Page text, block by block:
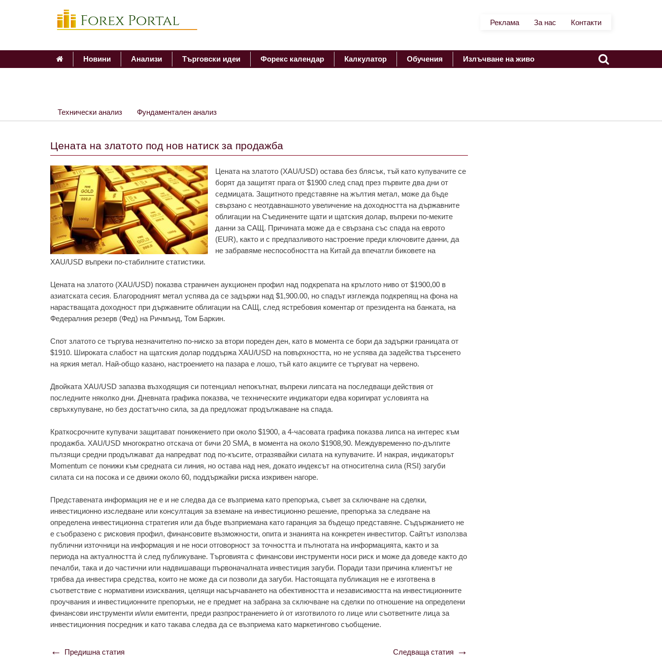
Реклама За нас Контакти
Новини Анализи Търговски идеи Форекс календар Калкулатор Обучения Излъчване на живо
Технически анализ Фундаментален анализ
Цената на златото под нов натиск за продажба
Цената на златото (XAU/USD) остава без блясък, тъй като купувачите се
борят да защитят прага от $1900 след спад през първите два дни от
седмицата. Защитното представяне на жълтия метал, може да бъде
свързано с неотдавнашното увеличение на доходността на държавните
облигации на Съединените щати и щатския долар, въпреки по-меките
данни за САЩ. Причината може да е свързана със спада на еврото
(EUR), както и с предпазливото настроение преди ключовите данни, да
не забравяме неспособността на Китай да впечатли биковете на
XAU/USD въпреки по-стабилните статистики.
Цената на златото (XAU/USD) показва страничен аукционен профил над подкрепата на кръглото ниво от $1900,00 в
азиатската сесия. Благородният метал успява да се задържи над $1,900.00, но спадът изглежда подкрепящ на фона на
нарастващата доходност при държавните облигации на САЩ, след ястребовия коментар от президента на банката, на
Федералния резерв (Фед) на Ричмънд, Том Баркин.
Спот златото се търгува незначително по-ниско за втори пореден ден, като в момента се бори да задържи границата от
$1910. Широката слабост на щатския долар поддържа XAU/USD на повърхността, но не успява да задейства търсенето
на яркия метал. Най-общо казано, настроението на пазара е лошо, тъй като акциите се търгуват на червено.
Двойката XAU/USD запазва възходящия си потенциал непокътнат, въпреки липсата на последващи действия от
последните няколко дни. Дневната графика показва, че техническите индикатори едва коригират условията на
свръхкупуване, но без достатъчно сила, за да предложат продължаване на спада.
Краткосрочните купувачи защитават понижението при около $1900, а 4-часовата графика показва липса на интерес към
продажба. XAU/USD многократно отскача от бичи 20 SMA, в момента на около $1908,90. Междувременно по-дългите
пълзящи средни продължават да напредват под по-късите, отразявайки силата на купувачите. И накрая, индикаторът
Momentum се понижи към средната си линия, но остава над нея, докато индексът на относителна сила (RSI) загуби
силата си на посока и се движи около 60, поддържайки риска изкривен нагоре.
Представената информация не е и не следва да се възприема като препоръка, съвет за сключване на сделки,
инвестиционно изследване или консултация за вземане на инвестиционно решение, препоръка за следване на
определена инвестиционна стратегия или да бъде възприемана като гаранция за бъдещо представяне. Съдържанието не
е съобразено с рисковия профил, финансовите възможности, опита и знанията на конкретен инвеститор. Сайтът използва
публични източници на информация и не носи отговорност за точността и пълнотата на информацията, както и за
периода на актуалността ѝ след публикуване. Търговията с финансови инструменти носи риск и може да доведе както до
печалби, така и до частични или надвишаващи първоначалната инвестиция загуби. Поради тази причина клиентът не
трябва да инвестира средства, които не може да си позволи да загуби. Настоящата публикация не е изготвена в
съответствие с нормативни изисквания, целящи насърчаването на обективността и независимостта на инвестиционните
проучвания и инвестиционните препоръки, не е предмет на забрана за сключване на сделки по отношение на определени
финансови инструменти и/или емитенти, преди разпространението ѝ от изготвилото го лице или съответните лица за
инвестиционния посредник и като такава следва да се възприема като маркетингово съобщение.
Навигация
Предишна статия Следваща статия